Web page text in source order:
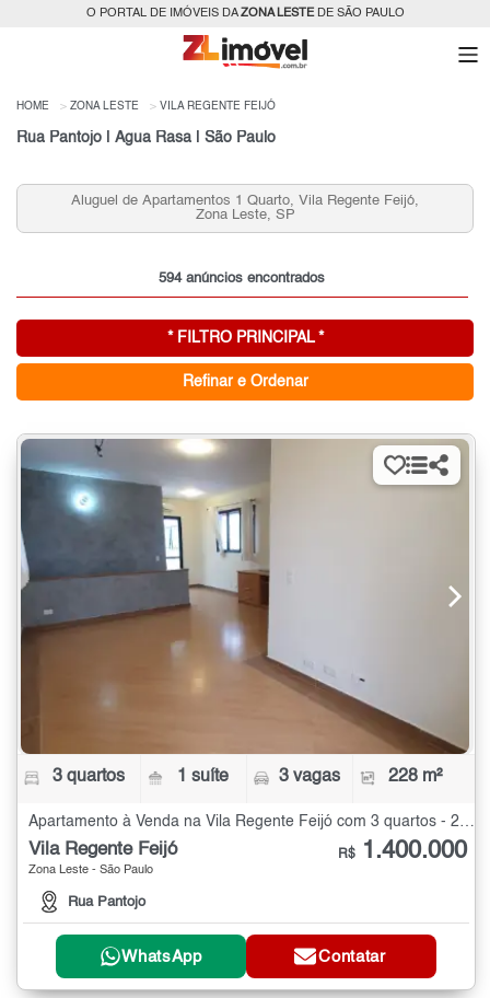
O PORTAL DE IMÓVEIS DAZONA LESTEDE SÃO PAULO
HOME ZONA LESTE VILA REGENTE FEIJÓ
Rua Pantojo | Água Rasa | São Paulo
Aluguel de Apartamentos 1 Quarto, Vila Regente Feijó,
Zona Leste, SP
594 anúncios encontrados
* FILTRO PRINCIPAL *
Refinar e Ordenar
3 quartos 1 suíte 3 vagas 228 m²
Vila Regente Feijó
Zona Leste - São Paulo
Rua Pantojo
R$ 1.400.000
WhatsApp Contatar